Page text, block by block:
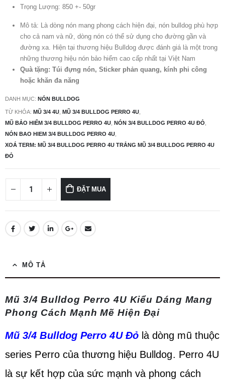
Trọng Lượng: 850 +- 50gr
Mô tả: Là dòng nón mang phong cách hiện đại, nón bulldog phù hợp
cho cả nam và nữ, dòng nón có thể sử dụng cho đường gần và
đường xa. Hiện tại thương hiệu Bulldog được đánh giá là một trong
những thương hiệu nón bảo hiểm cao cấp nhất tại Việt Nam
Quà tặng: Túi đựng nón, Sticker phản quang, kính phi công
hoặc khăn đa năng
DANH MỤC: NÓN BULLDOG
TỪ KHÓA: MŨ 3/4 4U MŨ 3/4 BULLDOG PERRO 4U
MŨ BẢO HIỂM 3/4 BULLDOG PERRO 4U NÓN 3/4 BULLDOG PERRO 4U ĐỎ
NÓN BAO HIEM 3/4 BULLDOG PERRO 4U
XOÁ TERM: MŨ 3/4 BULLDOG PERRO 4U TRẮNG MŨ 3/4 BULLDOG PERRO 4U
ĐỎ
ĐẶT MUA
MÔ TẢ
Mũ 3/4 Bulldog Perro 4U Kiểu Dáng Mang
Phong Cách Mạnh Mẽ Hiện Đại
Mũ 3/4 Bulldog Perro 4U Đỏ là dòng mũ thuộc
series Perro của thương hiệu Bulldog. Perro 4U
là sự kết hợp của sức mạnh và phong cách